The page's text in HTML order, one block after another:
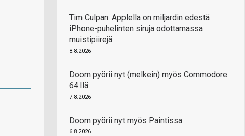
Tim Culpan: Applella on miljardin edestä
iPhone-puhelinten siruja odottamassa
muistipiirejä
8.8.2026
Doom pyörii nyt (melkein) myös Commodore
64:llä
7.8.2026
Doom pyörii nyt myös Paintissa
6.8.2026